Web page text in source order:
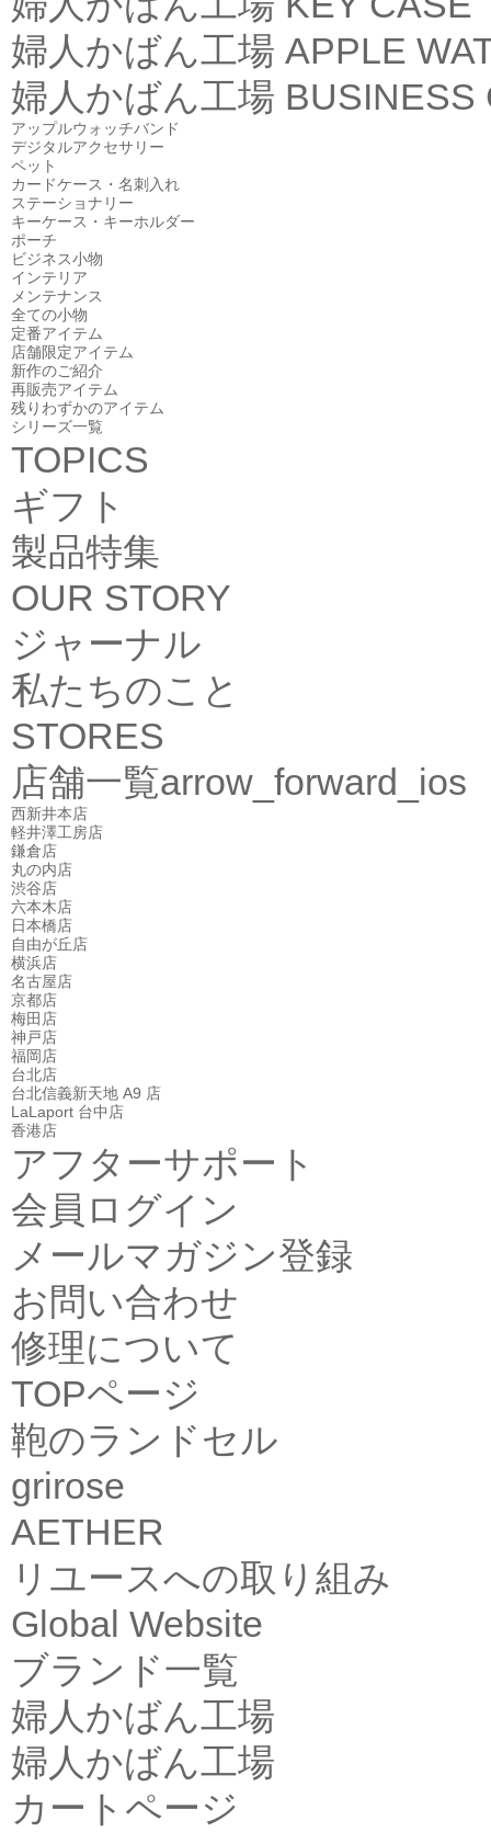
婦人かばん工場 APPLE
婦人かばん工場 BUSINESS
アップルウォッチバンド
デジタルアクセサリー
ペット
カードケース・名刺入れ
ステーショナリー
キーケース・キーホルダー
ポーチ
ビジネス小物
インテリア
メンテナンス
全ての小物
定番アイテム
店舗限定アイテム
新作のご紹介
再販売アイテム
残りわずかのアイテム
シリーズ一覧
TOPICS
ギフト
製品特集
OUR STORY
ジャーナル
私たちのこと
STORES
店舗一覧arrow_forward_ios
西新井本店
軽井澤工房店
鎌倉店
丸の内店
渋谷店
六本木店
日本橋店
自由が丘店
横浜店
名古屋店
京都店
梅田店
神戸店
福岡店
台北店
台北信義新天地 A9 店
LaLaport 台中店
香港店
アフターサポート
会員ログイン
メールマガジン登録
お問い合わせ
修理について
TOPページ
鞄のランドセル
grirose
AETHER
リユースへの取り組み
Global Website
ブランド一覧
婦人かばん工場
婦人かばん工場
カートページ